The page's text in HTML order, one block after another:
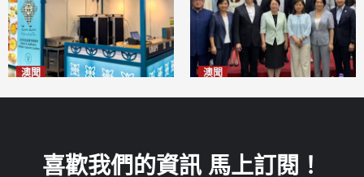
澳聞 澳聞
喜歡我們的資訊 馬上訂閱！